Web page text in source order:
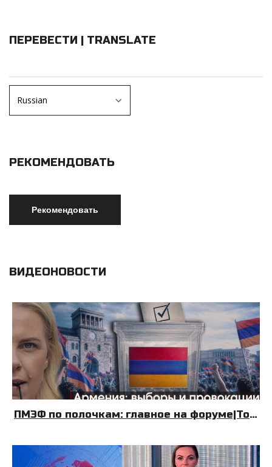
ПЕРЕВЕСТИ | TRANSLATE
РЕКОМЕНДОВАТЬ
ВИДЕОНОВОСТИ
ПМЭФ по полочкам: главное на форуме|Топливный Крым| Армения: выборы и провокации|08.06.26|УДНБ